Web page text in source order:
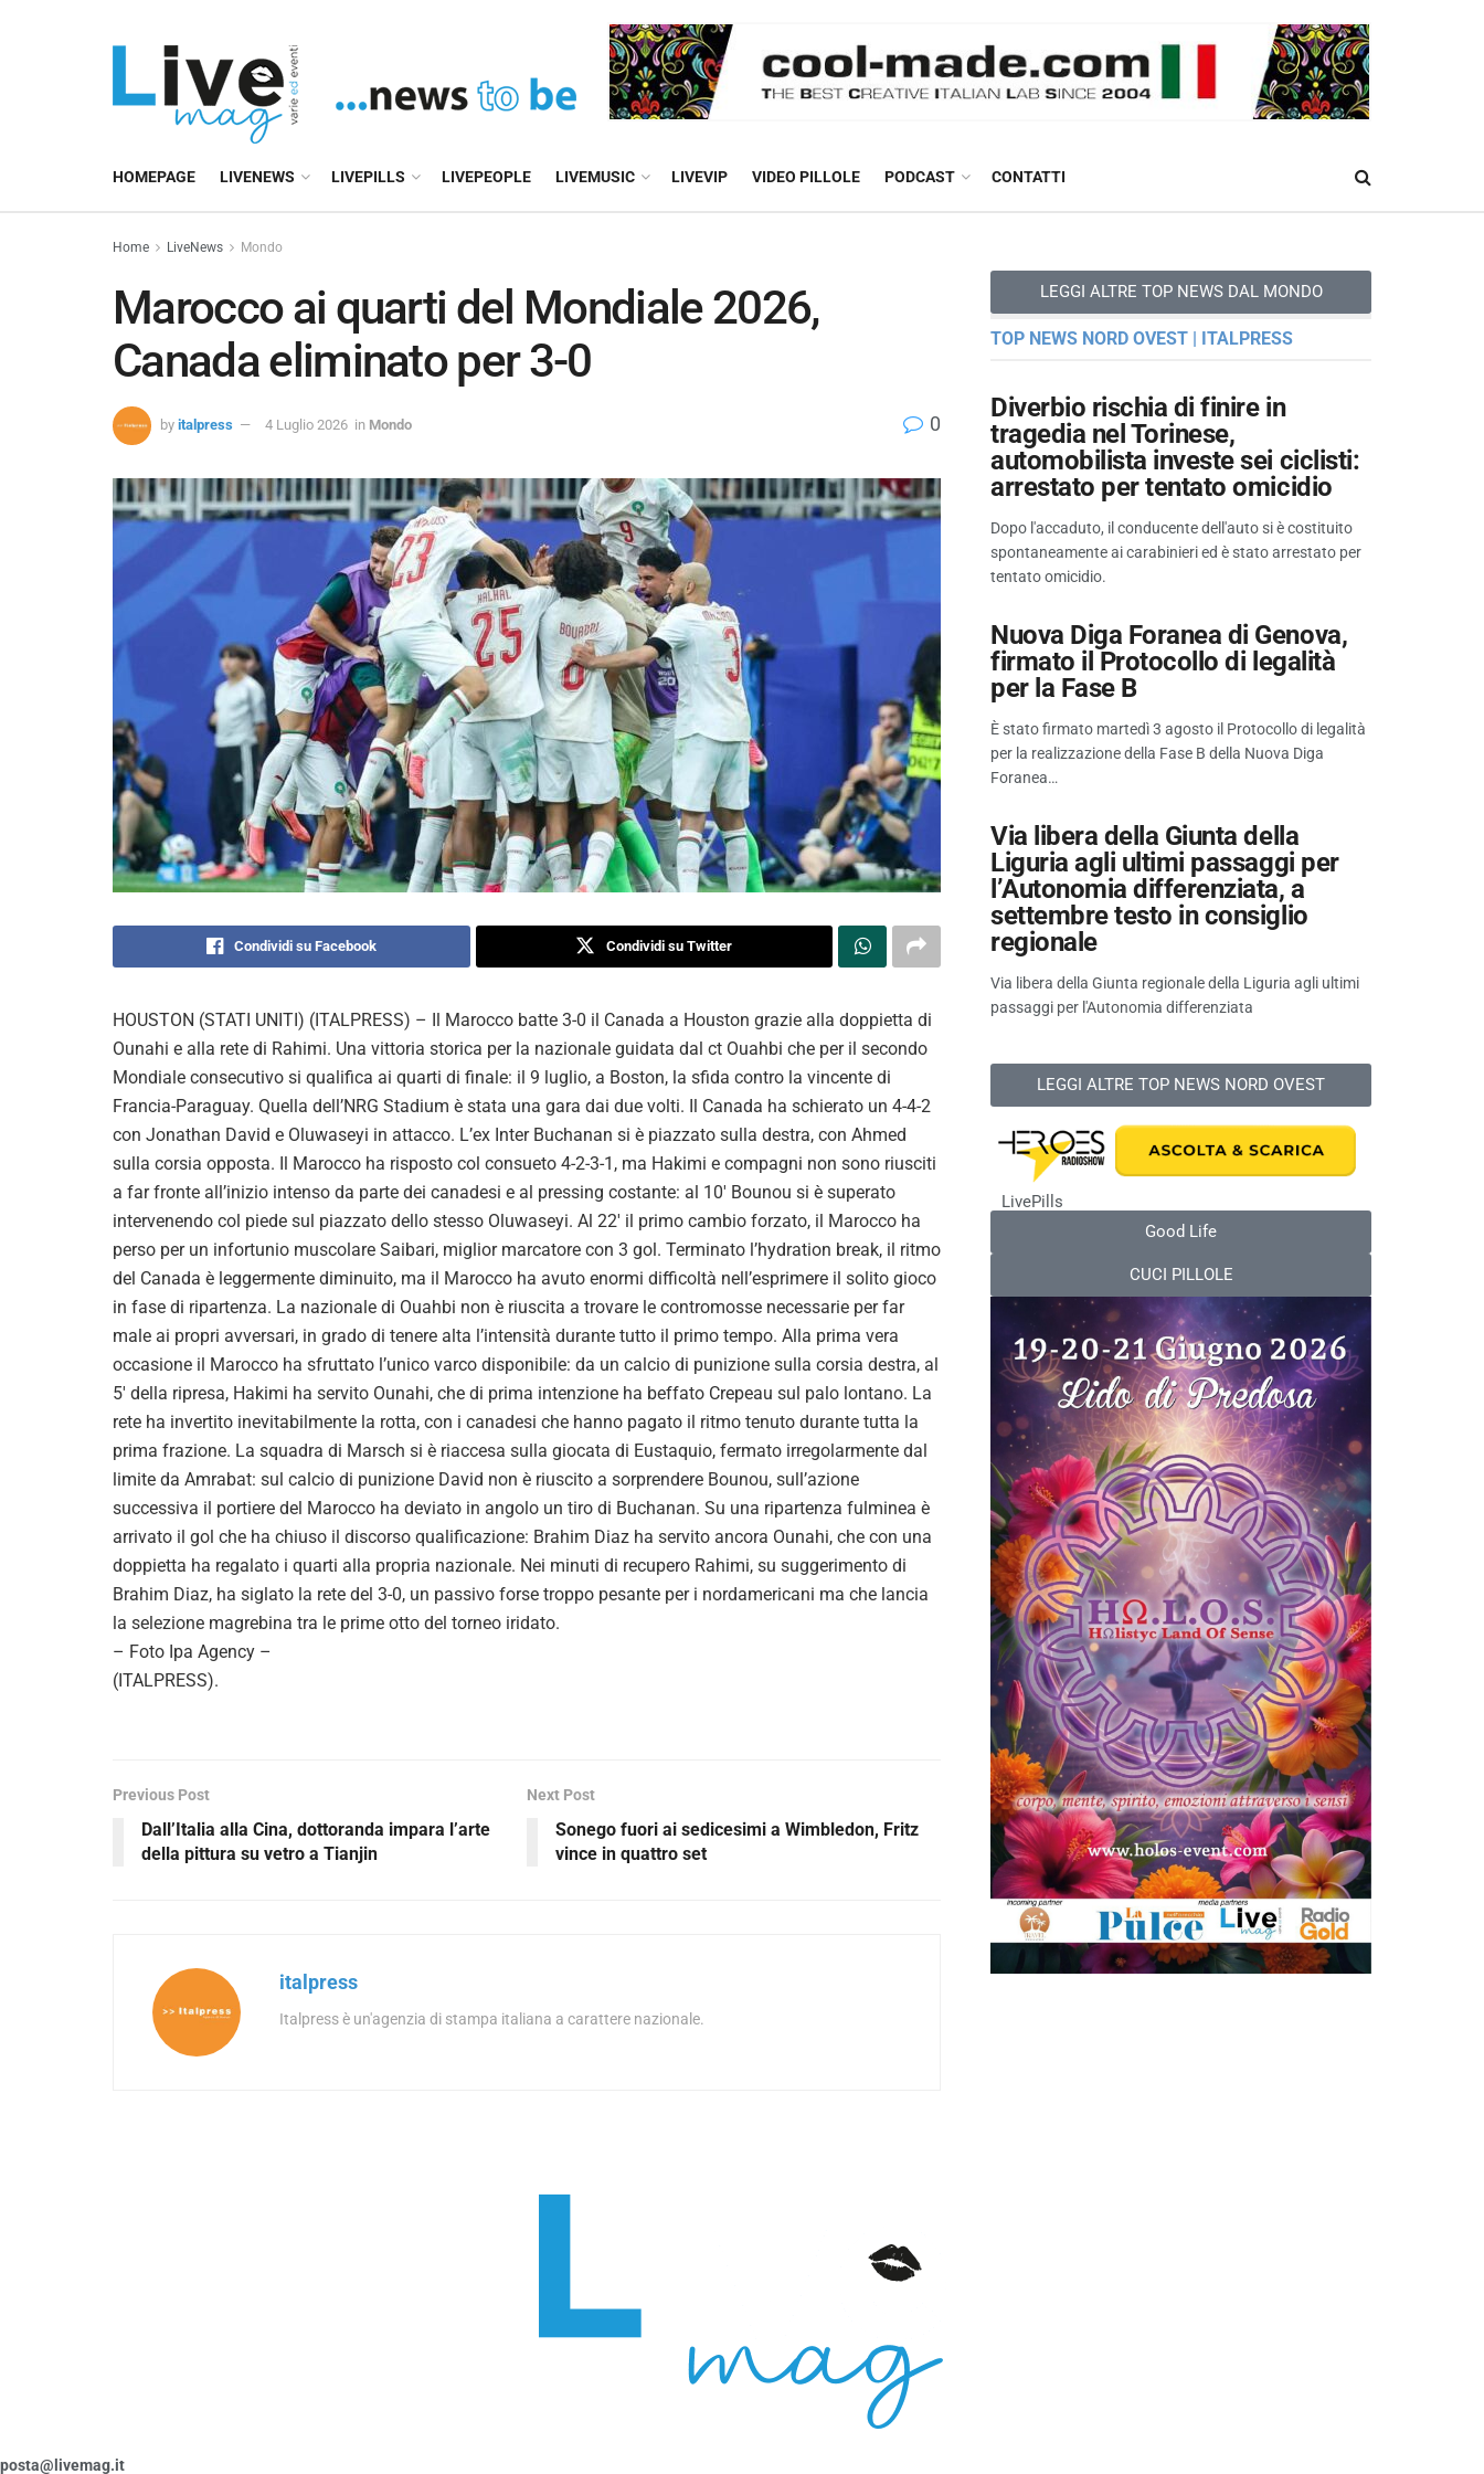
HOMEPAGE LIVENEWS LIVEPILLS LIVEPEOPLE LIVEMUSIC LIVEVIP VIDEO PILLOLE PODCAST CONTATTI
Home LiveNews Mondo
Marocco ai quarti del Mondiale 2026,
Canada eliminato per 3-0
by italpress 4 Luglio 2026 in Mondo 0
Condividi su Facebook Condividi su Twitter
HOUSTON (STATI UNITI) (ITALPRESS) – Il Marocco batte 3-0 il Canada a Houston grazie alla doppietta di
Ounahi e alla rete di Rahimi. Una vittoria storica per la nazionale guidata dal ct Ouahbi che per il secondo
Mondiale consecutivo si qualifica ai quarti di finale: il 9 luglio, a Boston, la sfida contro la vincente di
Francia-Paraguay. Quella dell’NRG Stadium è stata una gara dai due volti. Il Canada ha schierato un 4-4-2
con Jonathan David e Oluwaseyi in attacco. L’ex Inter Buchanan si è piazzato sulla destra, con Ahmed
sulla corsia opposta. Il Marocco ha risposto col consueto 4-2-3-1, ma Hakimi e compagni non sono riusciti
a far fronte all’inizio intenso da parte dei canadesi e al pressing costante: al 10′ Bounou si è superato
intervenendo col piede sul piazzato dello stesso Oluwaseyi. Al 22′ il primo cambio forzato, il Marocco ha
perso per un infortunio muscolare Saibari, miglior marcatore con 3 gol. Terminato l’hydration break, il ritmo
del Canada è leggermente diminuito, ma il Marocco ha avuto enormi difficoltà nell’esprimere il solito gioco
in fase di ripartenza. La nazionale di Ouahbi non è riuscita a trovare le contromosse necessarie per far
male ai propri avversari, in grado di tenere alta l’intensità durante tutto il primo tempo. Alla prima vera
occasione il Marocco ha sfruttato l’unico varco disponibile: da un calcio di punizione sulla corsia destra, al
5′ della ripresa, Hakimi ha servito Ounahi, che di prima intenzione ha beffato Crepeau sul palo lontano. La
rete ha invertito inevitabilmente la rotta, con i canadesi che hanno pagato il ritmo tenuto durante tutta la
prima frazione. La squadra di Marsch si è riaccesa sulla giocata di Eustaquio, fermato irregolarmente dal
limite da Amrabat: sul calcio di punizione David non è riuscito a sorprendere Bounou, sull’azione
successiva il portiere del Marocco ha deviato in angolo un tiro di Buchanan. Su una ripartenza fulminea è
arrivato il gol che ha chiuso il discorso qualificazione: Brahim Diaz ha servito ancora Ounahi, che con una
doppietta ha regalato i quarti alla propria nazionale. Nei minuti di recupero Rahimi, su suggerimento di
Brahim Diaz, ha siglato la rete del 3-0, un passivo forse troppo pesante per i nordamericani ma che lancia
la selezione magrebina tra le prime otto del torneo iridato.
– Foto Ipa Agency –
(ITALPRESS).
Previous Post
Dall’Italia alla Cina, dottoranda impara l’arte
della pittura su vetro a Tianjin
Next Post
Sonego fuori ai sedicesimi a Wimbledon, Fritz
vince in quattro set
italpress
Italpress è un'agenzia di stampa italiana a carattere nazionale.
LEGGI ALTRE TOP NEWS DAL MONDO
TOP NEWS NORD OVEST | ITALPRESS
Diverbio rischia di finire in
tragedia nel Torinese,
automobilista investe sei ciclisti:
arrestato per tentato omicidio
Dopo l'accaduto, il conducente dell'auto si è costituito
spontaneamente ai carabinieri ed è stato arrestato per
tentato omicidio.
Nuova Diga Foranea di Genova,
firmato il Protocollo di legalità
per la Fase B
È stato firmato martedì 3 agosto il Protocollo di legalità
per la realizzazione della Fase B della Nuova Diga
Foranea…
Via libera della Giunta della
Liguria agli ultimi passaggi per
l’Autonomia differenziata, a
settembre testo in consiglio
regionale
Via libera della Giunta regionale della Liguria agli ultimi
passaggi per l'Autonomia differenziata
LEGGI ALTRE TOP NEWS NORD OVEST
LivePills
Good Life
CUCI PILLOLE
posta@livemag.it